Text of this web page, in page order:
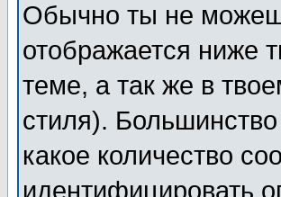
Обычно ты не
отображается ниже
теме, а так же в
стиля).
какое количество
идентифицировать